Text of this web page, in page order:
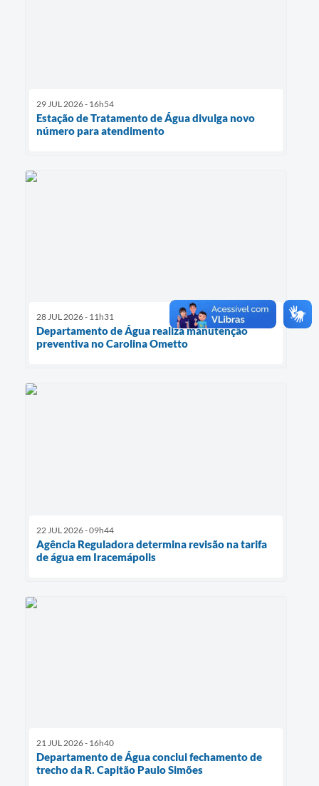
29 JUL 2026 - 16h54
Estação de Tratamento de Água divulga novo
número para atendimento
28 JUL 2026 - 11h31
Departamento de Água realiza manutenção
preventiva no Carolina Ometto
22 JUL 2026 - 09h44
Agência Reguladora determina revisão na tarifa
de água em Iracemápolis
21 JUL 2026 - 16h40
Departamento de Água conclui fechamento de
trecho da R. Capitão Paulo Simões